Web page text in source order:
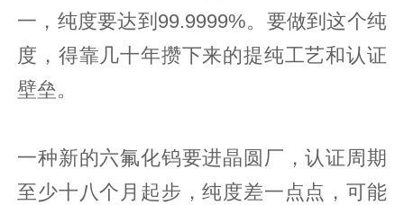
一，纯度要达到99.9999%。要做到这个纯
度，得靠几十年攒下来的提纯工艺和认证
壁垒。
一种新的六氟化钨要进晶圆厂，认证周期
至少十八个月起步，纯度差一点点，可能